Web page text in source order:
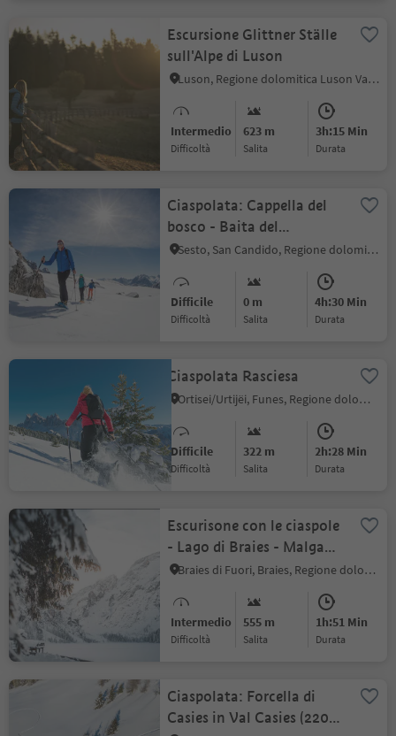
Escursione Glittner Ställe
sull'Alpe di Luson
Luson, Regione dolomitica Luson Val di Funes
Intermedio
Difficoltà
623 m
Salita
3h:15 Min
durata
Ciaspolata: Cappella del
bosco - Baita del
Cacciatore - Sesto
Sesto, San Candido, Regione dolomitica 3 Cime
Difficile
Difficoltà
0 m
Salita
4h:30 Min
durata
Ciaspolata Rasciesa
Ortisei/Urtijëi, Funes, Regione dolomitica Luson Val di Funes
Difficile
Difficoltà
322 m
Salita
2h:28 Min
durata
Escurisone con le ciaspole
- Lago di Braies - Malga
Kaser
Braies di Fuori, Braies, Regione dolomitica 3 Cime
Intermedio
Difficoltà
555 m
Salita
1h:51 Min
durata
Ciaspolata: Forcella di
Casies in Val Casies (2205